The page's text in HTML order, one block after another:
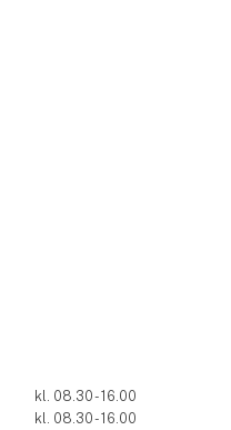
kl. 08.30 - 16.00
kl. 08.30 - 16.00